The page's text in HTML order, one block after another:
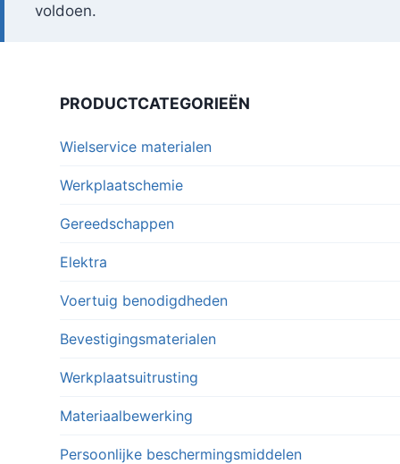
voldoen.
PRODUCTCATEGORIEËN
Wielservice materialen
Werkplaatschemie
Gereedschappen
Elektra
Voertuig benodigdheden
Bevestigingsmaterialen
Werkplaatsuitrusting
Materiaalbewerking
Persoonlijke beschermingsmiddelen